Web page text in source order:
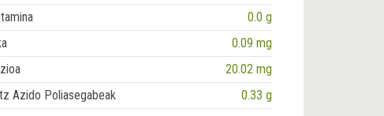
0.0 g
0.09 mg
20.02 mg
Azido Poliasegabeak
0.33 g